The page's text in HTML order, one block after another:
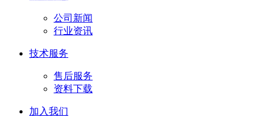
公司新闻
行业资讯
技术服务
售后服务
资料下载
加入我们